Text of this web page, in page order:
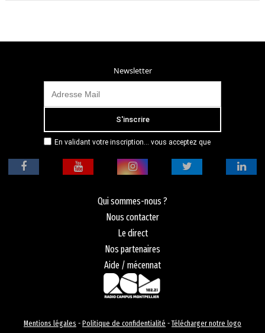
Newsletter
En validant votre inscription... vous acceptez que
adresse email dans le but de vous envoyer
mensuellement sa lettre d’informations. Pour plus
politique de confidentialité.
Qui sommes-nous ?
Nous contacter
Le direct
Nos partenaires
Aide / mécennat
Mentions légales - Politique de confidentialité -Télécharger notre logo